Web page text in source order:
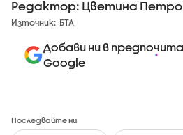
Редактор: Цветина
Източник: БТА
Добави ни в
Google
Последвайте ни